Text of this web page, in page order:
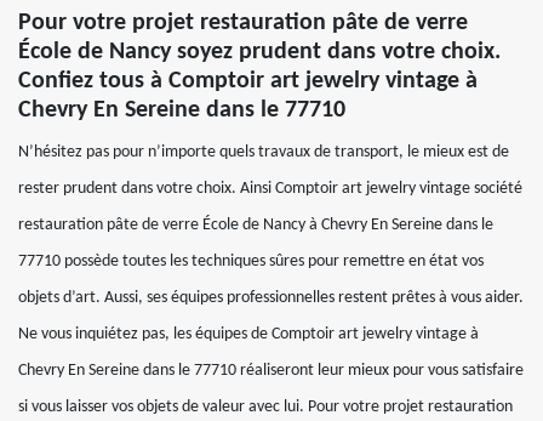
Pour votre projet restauration pâte de verre
École de Nancy soyez prudent dans votre choix.
Confiez tous à Comptoir art jewelry vintage à
Chevry En Sereine dans le 77710
N’hésitez pas pour n’importe quels travaux de transport, le mieux est de
rester prudent dans votre choix. Ainsi Comptoir art jewelry vintage société
restauration pâte de verre École de Nancy à Chevry En Sereine dans le
77710 possède toutes les techniques sûres pour remettre en état vos
objets d’art. Aussi, ses équipes professionnelles restent prêtes à vous aider.
Ne vous inquiétez pas, les équipes de Comptoir art jewelry vintage à
Chevry En Sereine dans le 77710 réaliseront leur mieux pour vous satisfaire
si vous laisser vos objets de valeur avec lui. Pour votre projet restauration